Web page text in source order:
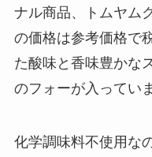
ナル商品、トムヤム
の価格は参考価格で
た酸味と香味豊かな
のフォーが入ってい
化学調味料不使用な